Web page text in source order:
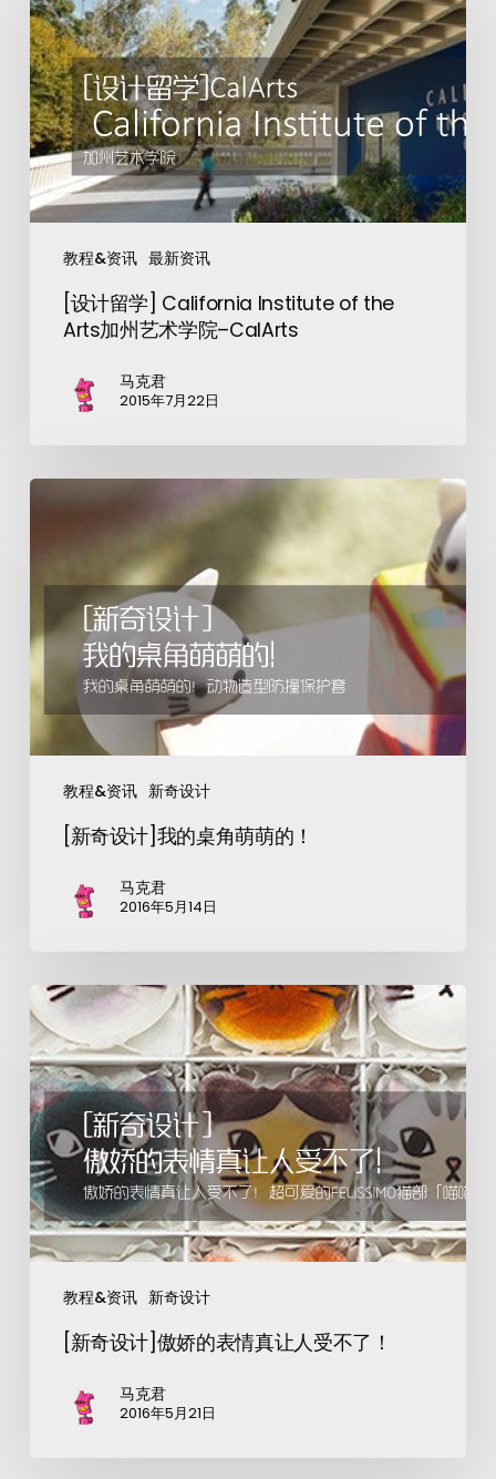
教程&资讯 最新资讯
[设计留学] California Institute of the
Arts加州艺术学院–CalArts
马克君
2015年7月22日
教程&资讯 新奇设计
[新奇设计]我的桌角萌萌的！
马克君
2016年5月14日
教程&资讯 新奇设计
[新奇设计]傲娇的表情真让人受不了！
马克君
2016年5月21日